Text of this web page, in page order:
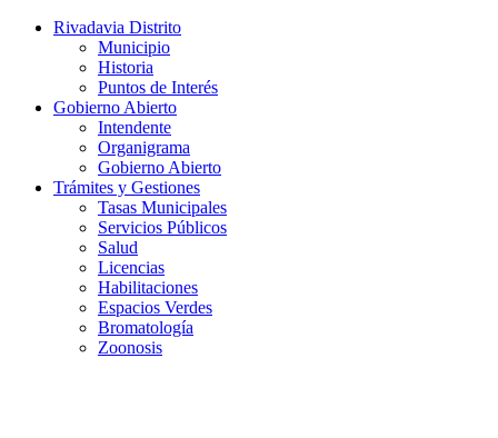
Rivadavia Distrito
Municipio
Historia
Puntos de Interés
Gobierno Abierto
Intendente
Organigrama
Gobierno Abierto
Trámites y Gestiones
Tasas Municipales
Servicios Públicos
Salud
Licencias
Habilitaciones
Espacios Verdes
Bromatología
Zoonosis